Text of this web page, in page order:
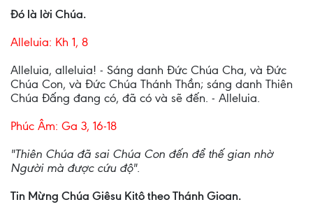
Ðó là lời Chúa.
Alleluia: Kh 1, 8
Alleluia, alleluia! - Sáng danh Ðức Chúa Cha, và Ðức
Chúa Con, và Ðức Chúa Thánh Thần; sáng danh Thiên
Chúa Ðấng đang có, đã có và sẽ đến. - Alleluia.
Phúc Âm: Ga 3, 16-18
"Thiên Chúa đã sai Chúa Con đến để thế gian nhờ
Người mà được cứu độ".
Tin Mừng Chúa Giêsu Kitô theo Thánh Gioan.